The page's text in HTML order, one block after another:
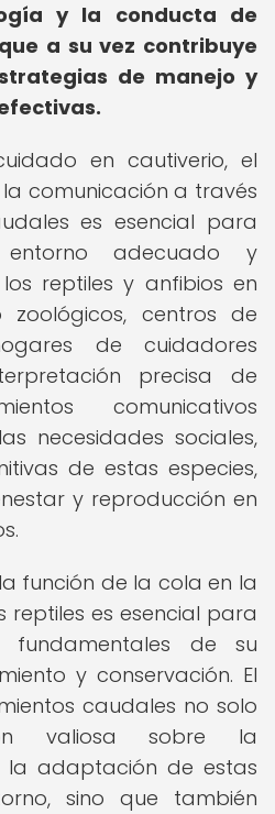
y la conducta de
a su vez contribuye
de manejo y
en cautiverio, el
comunicación a través
es esencial para
adecuado y
reptiles y anfibios en
zoológicos, centros de
de cuidadores
precisa de
comunicativos
necesidades sociales,
de estas especies,
y reproducción en
función de la cola en la
reptiles es esencial para
fundamentales de su
y conservación. El
caudales no solo
valiosa sobre la
la adaptación de estas
sino que también